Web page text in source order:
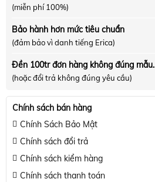
(miễn phí 100%)
Bảo hành hơn mức tiêu chuẩn
(đảm bảo vì danh tiếng Erica)
Đền 100tr đơn hàng không đúng mẫu.
(hoặc đổi trả không đúng yêu cầu)
Chính sách bán hàng
Chính Sách Bảo Mật
Chính sách đổi trả
Chính sách kiểm hàng
Chính sách thanh toán